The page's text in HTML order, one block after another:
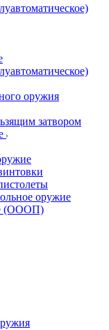
оружия
затвором
оружие
(ОООП)